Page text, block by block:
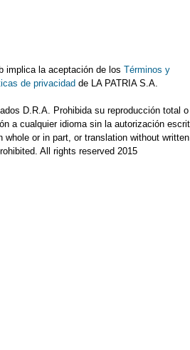
implica la aceptación de losTérminos y
de privacidad de LA PATRIA S.A.
D.R.A. Prohibida su reproducción total o
a cualquier idioma sin la autorización
whole or in part, or translation without written
All rights reserved 2015